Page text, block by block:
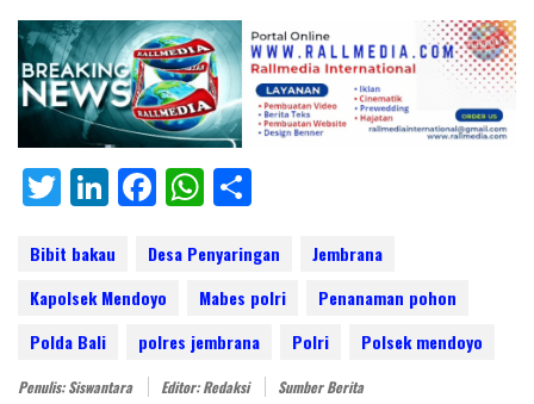
T
itt
er
Li
k
e
dI
n
F
e
b
o
o
W
at
s
A
p
ar
e
Bibit bakau Desa Penyaringan
Jembrana
Kapolsek Mendoyo
Mabes polri
Penanaman pohon
Polda Bali
polres jembrana Polri Polsek mendoyo
Penulis: Siswantara Editor: Redaksi Sumber Berita